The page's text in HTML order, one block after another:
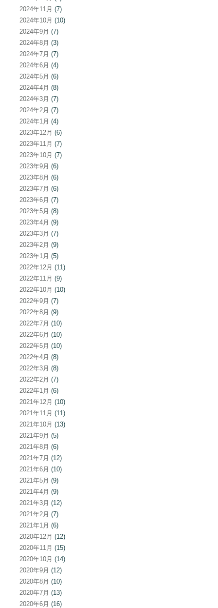
2024年11月 (7)
2024年10月 (10)
2024年9月 (7)
2024年8月 (3)
2024年7月 (7)
2024年6月 (4)
2024年5月 (6)
2024年4月 (8)
2024年3月 (7)
2024年2月 (7)
2024年1月 (4)
2023年12月 (6)
2023年11月 (7)
2023年10月 (7)
2023年9月 (6)
2023年8月 (6)
2023年7月 (6)
2023年6月 (7)
2023年5月 (8)
2023年4月 (9)
2023年3月 (7)
2023年2月 (9)
2023年1月 (5)
2022年12月 (11)
2022年11月 (9)
2022年10月 (10)
2022年9月 (7)
2022年8月 (9)
2022年7月 (10)
2022年6月 (10)
2022年5月 (10)
2022年4月 (8)
2022年3月 (8)
2022年2月 (7)
2022年1月 (6)
2021年12月 (10)
2021年11月 (11)
2021年10月 (13)
2021年9月 (5)
2021年8月 (6)
2021年7月 (12)
2021年6月 (10)
2021年5月 (9)
2021年4月 (9)
2021年3月 (12)
2021年2月 (7)
2021年1月 (6)
2020年12月 (12)
2020年11月 (15)
2020年10月 (14)
2020年9月 (12)
2020年8月 (10)
2020年7月 (13)
2020年6月 (16)